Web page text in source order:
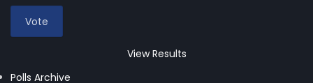
View Results
Polls Archive